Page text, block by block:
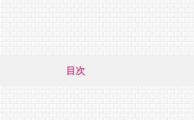
目次